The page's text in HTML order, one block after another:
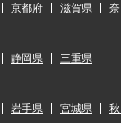
京都府 滋賀県
静岡県 三重県
岩手県 宮城県